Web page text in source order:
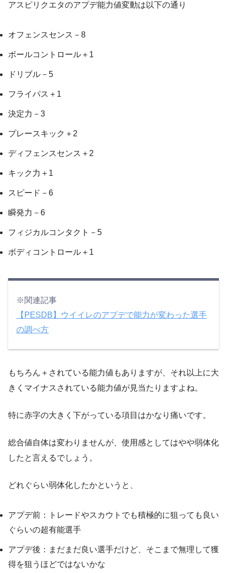
アスピリクエタのアプデ能力値変動は以下の通り
オフェンスセンス－8
ボールコントロール＋1
ドリブル－5
フライパス＋1
決定力－3
プレースキック＋2
ディフェンスセンス＋2
キック力＋1
スピード－6
瞬発力－6
フィジカルコンタクト－5
ボディコントロール＋1
※関連記事
【PESDB】ウイイレのアプデで能力が変わった選手
の調べ方
もちろん＋されている能力値もありますが、それ以上に大
きくマイナスされている能力値が見当たりますよね。
特に赤字の大きく下がっている項目はかなり痛いです。
総合値自体は変わりませんが、使用感としてはやや弱体化
したと言えるでしょう。
どれぐらい弱体化したかというと、
アプデ前：トレードやスカウトでも積極的に狙っても良い
ぐらいの超有能選手
アプデ後：まだまだ良い選手だけど、そこまで無理して獲
得を狙うほどではないかな